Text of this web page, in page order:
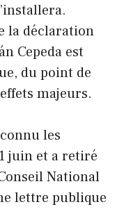
la déclaration
Cepeda est
du point de
majeurs.
les
juin et a retiré
National
lettre publique